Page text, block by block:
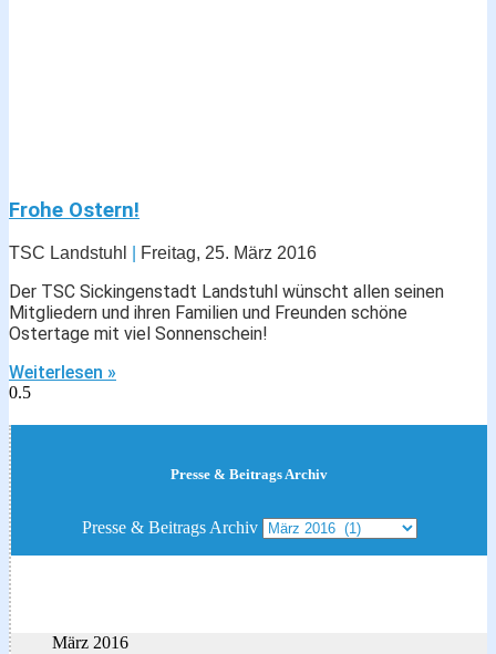
Frohe Ostern!
TSC Landstuhl Freitag, 25. März 2016
Der TSC Sickingenstadt Landstuhl wünscht allen seinen
Mitgliedern und ihren Familien und Freunden schöne
Ostertage mit viel Sonnenschein!
Weiterlesen »
Presse & Beitrags Archiv
Presse & Beitrags Archiv
März 2016